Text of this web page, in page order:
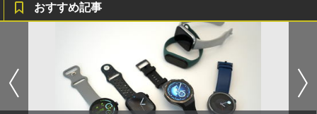
おすすめ記事